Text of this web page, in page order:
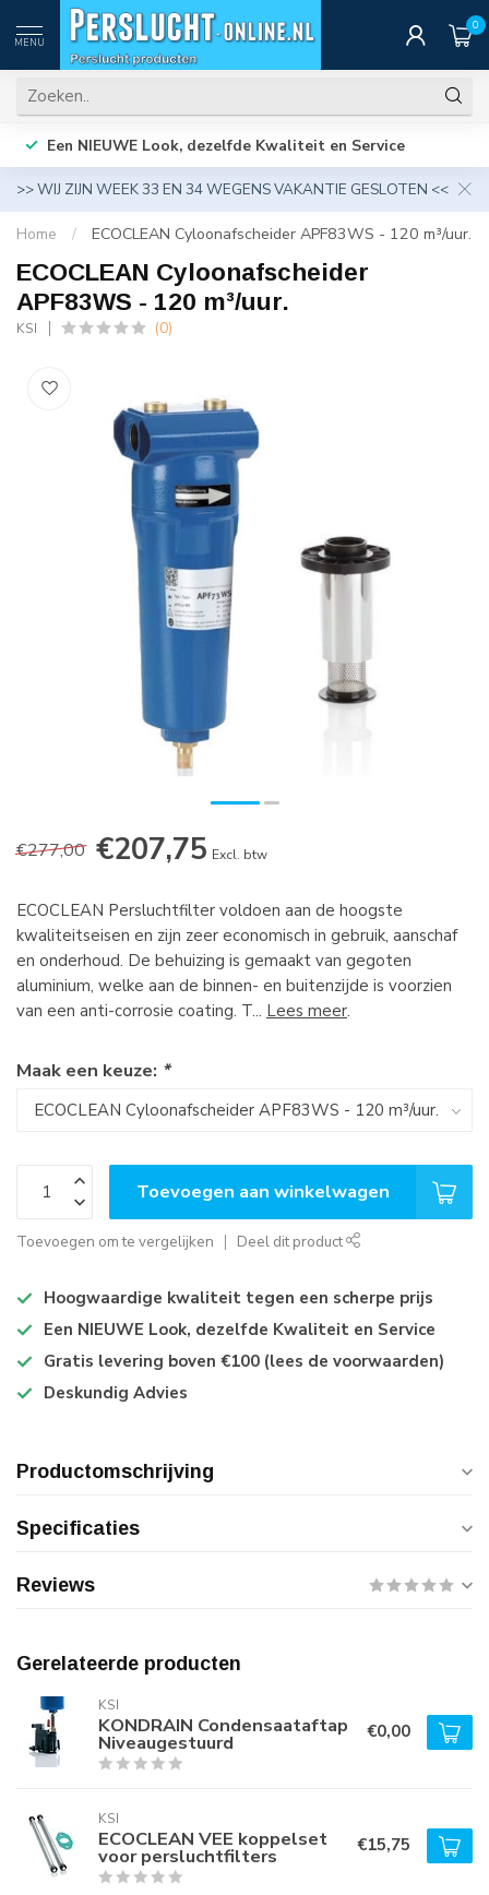
MENU
0
Een NIEUWE Look, dezelfde Kwaliteit en Service
>> WIJ ZIJN WEEK 33 EN 34 WEGENS VAKANTIE GESLOTEN <<
Home / ECOCLEAN Cyloonafscheider APF83WS - 120 m³/uur.
ECOCLEAN Cyloonafscheider
APF83WS - 120 m³/uur.
KSI (0)
€277,00 €207,75 Excl. btw
ECOCLEAN Persluchtfilter voldoen aan de hoogste
kwaliteitseisen en zijn zeer economisch in gebruik, aanschaf
en onderhoud. De behuizing is gemaakt van gegoten
aluminium, welke aan de binnen- en buitenzijde is voorzien
van een anti-corrosie coating. T... Lees meer.
Maak een keuze: *
Toevoegen aan winkelwagen
Toevoegen om te vergelijken Deel dit product
Hoogwaardige kwaliteit tegen een scherpe prijs
Een NIEUWE Look, dezelfde Kwaliteit en Service
Gratis levering boven €100 (lees de voorwaarden)
Deskundig Advies
Productomschrijving
Specificaties
Reviews
Gerelateerde producten
KSI
KONDRAIN Condensaataftap
Niveaugestuurd €0,00
KSI
ECOCLEAN VEE koppelset
voor persluchtfilters €15,75